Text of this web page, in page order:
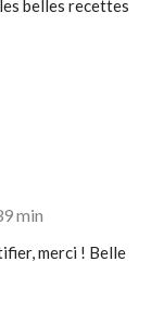
belles recettes
min
merci ! Belle